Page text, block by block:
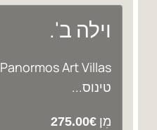
וילה ב'.
טינוס...
מִן
275.00€